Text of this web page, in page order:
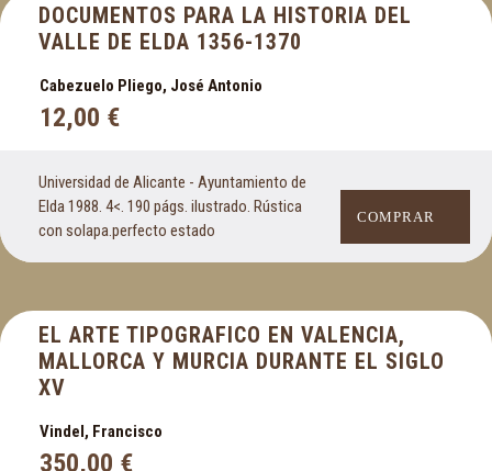
DOCUMENTOS PARA LA HISTORIA DEL
VALLE DE ELDA 1356-1370
Cabezuelo Pliego, José Antonio
12,00 €
Universidad de Alicante - Ayuntamiento de
Elda 1988. 4<. 190 págs. ilustrado. Rústica
con solapa.perfecto estado
COMPRAR
EL ARTE TIPOGRAFICO EN VALENCIA,
MALLORCA Y MURCIA DURANTE EL SIGLO
XV
Vindel, Francisco
350,00 €